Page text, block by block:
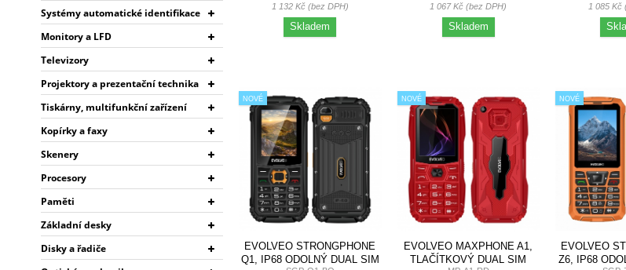
1 132 Kč (bez DPH)
Skladem
1 067 Kč (bez DPH)
Skladem
1 085 Kč
NOVÉ
EVOLVEO STRONGPHONE
Q1, IP68 ODOLNÝ DUAL SIM
NOVÉ
EVOLVEO MAXPHONE A1,
TLAČÍTKOVÝ DUAL SIM
NOVÉ
EVOLVEO
Z6, IP68
Systémy automatické identifikace
Monitory a LFD
Televizory
Projektory a prezentační technika
Tiskárny, multifunkční zařízení
Kopírky a faxy
Skenery
Procesory
Paměti
Základní desky
Disky a řadiče